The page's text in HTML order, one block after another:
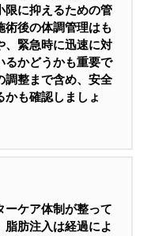
限に抑えるための管
術後の体調管理はも
、緊急時に迅速に対
るかどうかも重要で
調整まで含め、安全
も確認しましょ
ーケア体制が整って
脂肪注入は経過によ